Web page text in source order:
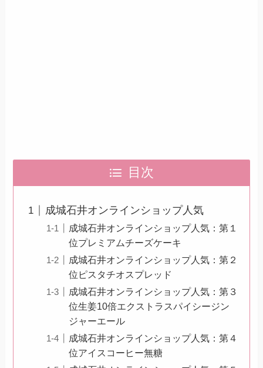
目次
成城石井オンラインショップ人気
成城石井オンラインショップ人気：第１
位プレミアムチーズケーキ
成城石井オンラインショップ人気：第２
位ピスタチオスプレッド
成城石井オンラインショップ人気：第３
位生姜10倍エクストラスパイシージン
ジャーエール
成城石井オンラインショップ人気：第４
位アイスコーヒー無糖